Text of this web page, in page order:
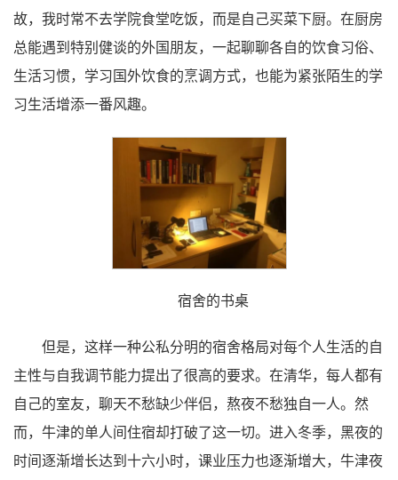
故，我时常不去学院食堂吃饭，而是自己买菜下厨。在厨房
总能遇到特别健谈的外国朋友，一起聊聊各自的饮食习俗、
生活习惯，学习国外饮食的烹调方式，也能为紧张陌生的学
习生活增添一番风趣。
宿舍的书桌
但是，这样一种公私分明的宿舍格局对每个人生活的自
主性与自我调节能力提出了很高的要求。在清华，每人都有
自己的室友，聊天不愁缺少伴侣，熬夜不愁独自一人。然
而，牛津的单人间住宿却打破了这一切。进入冬季，黑夜的
时间逐渐增长达到十六小时，课业压力也逐渐增大，牛津夜